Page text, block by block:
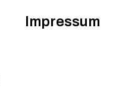
Impressum